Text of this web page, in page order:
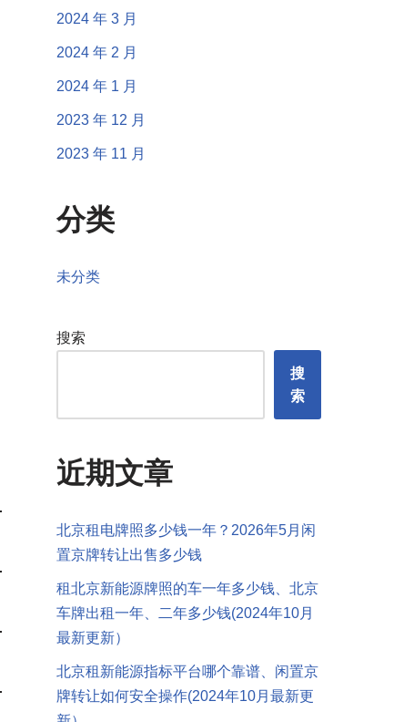
2024 年 3 月
2024 年 2 月
2024 年 1 月
2023 年 12 月
2023 年 11 月
分类
未分类
搜索
搜
索
近期文章
北京租电牌照多少钱一年？2026年5月闲
置京牌转让出售多少钱
租北京新能源牌照的车一年多少钱、北京
车牌出租一年、二年多少钱(2024年10月
最新更新）
北京租新能源指标平台哪个靠谱、闲置京
牌转让如何安全操作(2024年10月最新更